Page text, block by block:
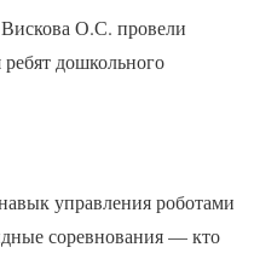
О.С. провели
ребят дошкольного
управления роботами
соревнования — кто